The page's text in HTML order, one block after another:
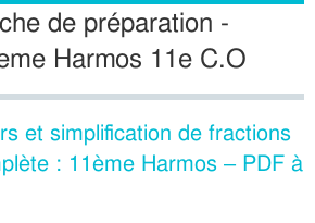
de préparation -
Harmos 11e C.O
et simplification de fractions
: 11ème Harmos – PDF à